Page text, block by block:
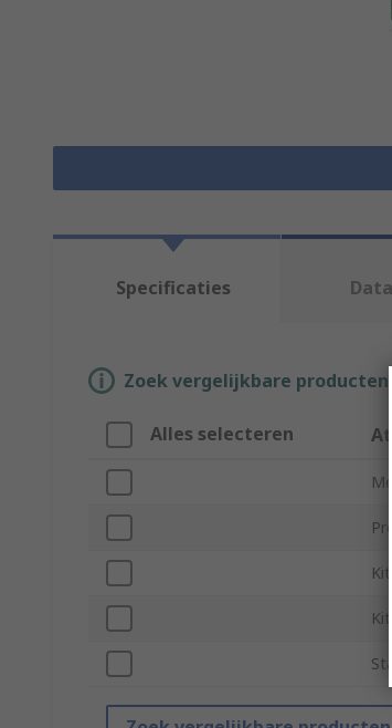
Specificaties
Zoek vergelijkbare
Alles selecteren